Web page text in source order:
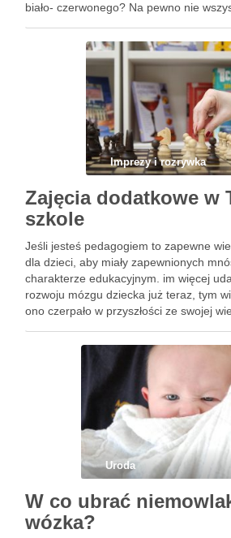
biało- czerwonego? Na pewno nie
Imprezy i rozrywka
Zajęcia dodatkowe w
szkole
Jeśli jesteś pedagogiem to zapewne
dla dzieci, aby miały zapewnionych
charakterze edukacyjnym. im więcej
rozwoju mózgu dziecka już teraz, tym
ono czerpało w przyszłości ze swojej
Uroda
W co ubrać
wózka?